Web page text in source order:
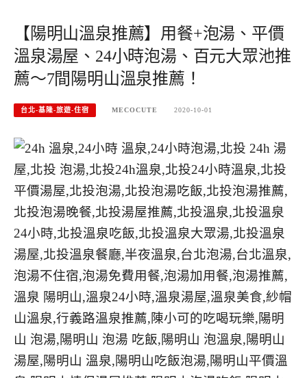
【陽明山溫泉推薦】用餐+泡湯、平價
溫泉湯屋、24小時泡湯、百元大眾池推
薦～7間陽明山溫泉推薦！
台北-基隆-旅遊-住宿 MECOCUTE 2020-10-01